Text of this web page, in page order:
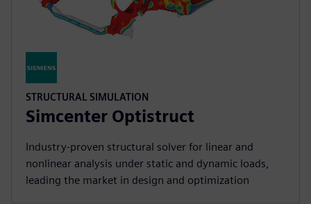
STRUCTURAL SIMULATION
Simcenter Optistruct
Industry‑proven structural solver for linear and
nonlinear analysis under static and dynamic loads,
leading the market in design and optimization